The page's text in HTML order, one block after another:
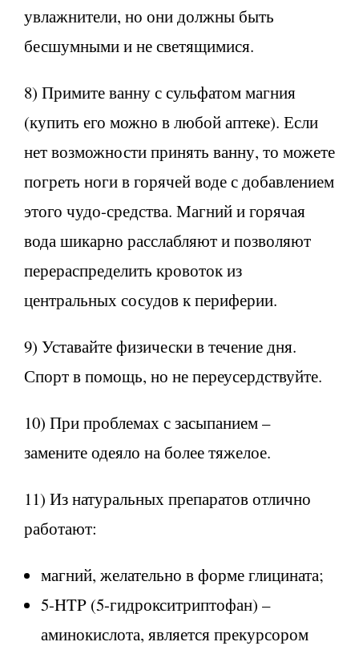
увлажнители, но они должны быть
бесшумными и не светящимися.
8) Примите ванну с сульфатом магния
(купить его можно в любой аптеке). Если
нет возможности принять ванну, то можете
погреть ноги в горячей воде с добавлением
этого чудо-средства. Магний и горячая
вода шикарно расслабляют и позволяют
перераспределить кровоток из
центральных сосудов к периферии.
9) Уставайте физически в течение дня.
Спорт в помощь, но не переусердствуйте.
10) При проблемах с засыпанием –
замените одеяло на более тяжелое.
11) Из натуральных препаратов отлично
работают:
магний, желательно в форме глицината;
5-HTP (5-гидрокситриптофан) –
аминокислота, является прекурсором